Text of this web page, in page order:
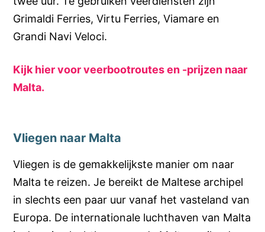
Grimaldi Ferries, Virtu Ferries, Viamare en
Grandi Navi Veloci.
Kijk hier voor veerbootroutes en -prijzen naar
Malta.
Vliegen naar Malta
Vliegen is de gemakkelijkste manier om naar
Malta te reizen. Je bereikt de Maltese archipel
in slechts een paar uur vanaf het vasteland van
Europa. De internationale luchthaven van Malta